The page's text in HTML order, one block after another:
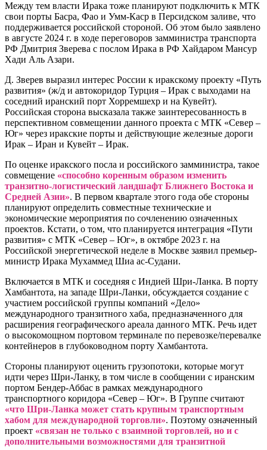
Между тем власти Ирака тоже планируют подключить к МТК
свои порты Басра, Фао и Умм-Каср в Персидском заливе, что
поддерживается российской стороной. Об этом было заявлено
в августе 2024 г. в ходе переговоров замминистра транспорта
РФ Дмитрия Зверева с послом Ирака в РФ Хайдаром Мансур
Хади Аль Азари.
Д. Зверев выразил интерес России к иракскому проекту «Путь
развития» (ж/д и автокоридор Турция – Ирак c выходами на
соседний иранский порт Хорремшехр и на Кувейт).
Российская сторона высказала также заинтересованность в
перспективном совмещении данного проекта с МТК «Север –
Юг» через иракские порты и действующие железные дороги
Ирак – Иран и Кувейт – Ирак.
По оценке иракского посла и российского замминистра, такое
совмещение «способно коренным образом изменить
транзитно-логистический ландшафт Ближнего Востока и
Средней Азии». В первом квартале этого года обе стороны
планируют определить совместные технические и
экономические мероприятия по сочленению означенных
проектов. Кстати, о том, что планируется интеграция «Пути
развития» с МТК «Север – Юг», в октябре 2023 г. на
Российской энергетической неделе в Москве заявил премьер-
министр Ирака Мухаммед Шиа ас-Судани.
Включается в МТК и соседняя с Индией Шри-Ланка. В порту
Хамбантота, на западе Шри-Ланки, обсуждается создание с
участием российской группы компаний «Дело»
международного транзитного хаба, предназначенного для
расширения географического ареала данного МТК. Речь идет
о высокомощном портовом терминале по перевозке/перевалке
контейнеров в глубоководном порту Хамбантота.
Стороны планируют оценить грузопотоки, которые могут
идти через Шри-Ланку, в том числе в сообщении с иранским
портом Бендер-Аббас в рамках международного
транспортного коридора «Север – Юг». В Группе считают
«что Шри-Ланка может стать крупным транспортным
хабом для международной торговли». Поэтому означенный
проект «связан не только с взаимной торговлей, но и с
дополнительными возможностями для транзитной